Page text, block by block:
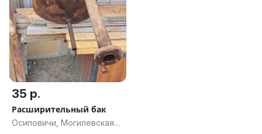
35 р.
Расширительный бак
Осиповичи, Могилевская